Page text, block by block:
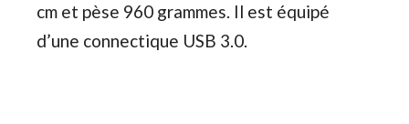
cm et pèse 960 grammes. Il est équipé
d’une connectique USB 3.0.